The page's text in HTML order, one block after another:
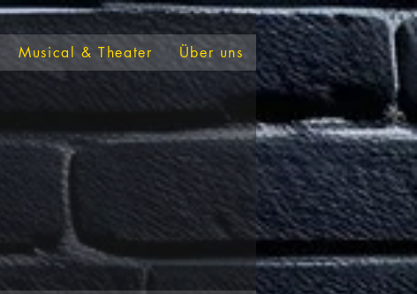
Musical & Theater Über uns